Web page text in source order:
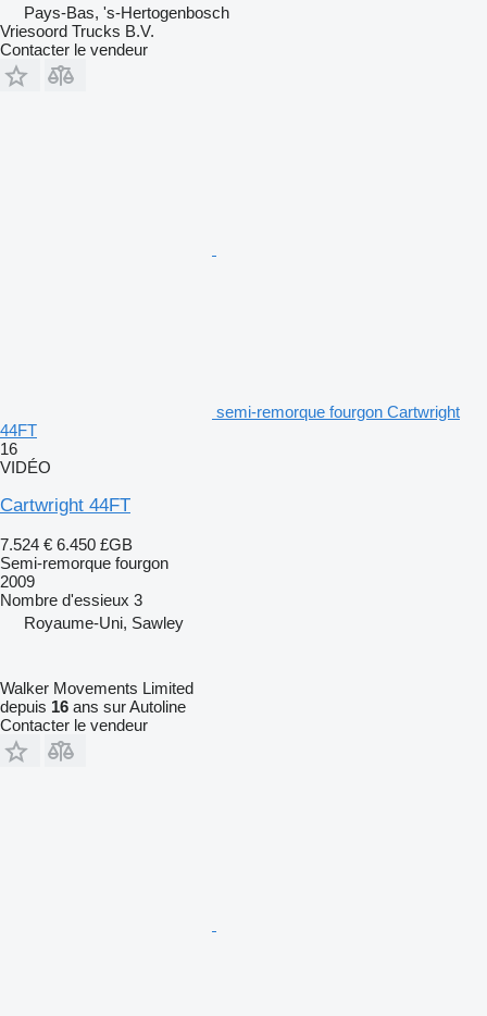
Pays-Bas, 's-Hertogenbosch
Vriesoord Trucks B.V.
Contacter le vendeur
semi-remorque fourgon Cartwright
44FT
16
VIDÉO
Cartwright 44FT
7.524 € 6.450 £GB
Semi-remorque fourgon
2009
Nombre d'essieux 3
Royaume-Uni, Sawley
Walker Movements Limited
depuis 16 ans sur Autoline
Contacter le vendeur